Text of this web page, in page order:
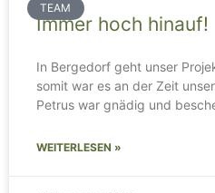
TEAM
Immer hoch hinauf!
In Bergedorf geht unser
somit war es an der Zeit
Petrus war gnädig und
WEITERLESEN »